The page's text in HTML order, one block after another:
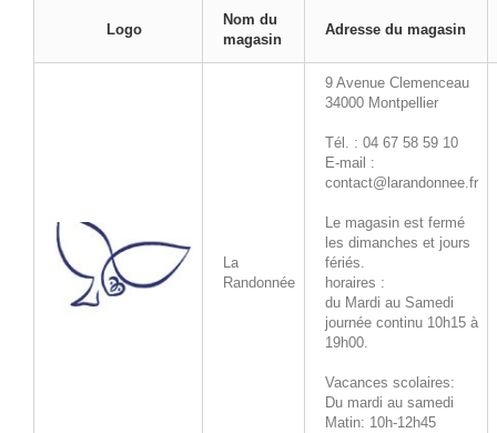
Logo
Nom du
magasin
Adresse du magasin
La
Randonnée
9 Avenue Clemenceau
34000 Montpellier
Tél. : 04 67 58 59 10
E-mail :
contact@larandonnee.fr
Le magasin est fermé
les dimanches et jours
fériés.
horaires :
du Mardi au Samedi
journée continu 10h15 à
19h00.
Vacances scolaires:
Du mardi au samedi
Matin: 10h-12h45